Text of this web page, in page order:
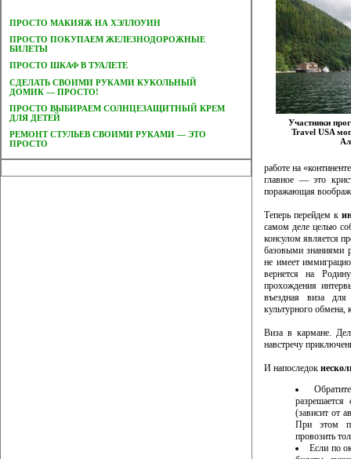
ПРОСТО МАКИЯЖ НА ХЭЛЛОУИН
ПРОСТО ПОКУПАЕМ ЖЕЛЕЗНОДОРОЖНЫЕ
БИЛЕТЫ
ПРОСТО ШКАФ В ТУАЛЕТЕ
CДЕЛАТЬ СВОИМИ РУКАМИ КУКОЛЬНЫЙ
ДОМИК — ПРОСТО!
ПРОСТО ВЫБИРАЕМ СОЛНЦЕЗАЩИТНЫЙ КРЕМ
ДЛЯ ДЕТЕЙ
РЕМОНТ СТУЛЬЕВ СВОИМИ РУКАМИ — ЭТО
ПРОСТО
Участники
Travel USA
работе на
главное — это
поражающая
Теперь перейдем к
самом деле целью
консулом является
базовыми знаниями
не имеет
вернется на
прохождения
въездная виза
культурного обмена,
Виза в кармане.
навстречу
И напоследок
(зависит от
При этом
провозить
Если по